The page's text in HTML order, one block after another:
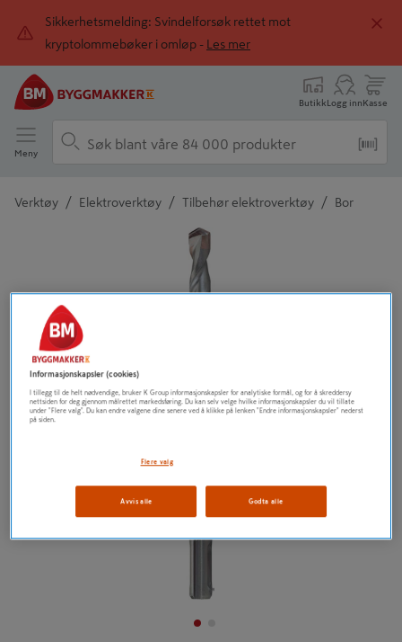
Sikkerhetsmelding: Svindelforsøk rettet mot
kryptolommebøker i omløp -
Les mer
ButikkLogg innKasse
Meny
Verktøy / Elektroverktøy / Tilbehør elektroverktøy / Bor
Detaljert beskrivelse finnes i produktbeskrivelsen
Tidligere
Informasjonskapsler (cookies)
I tillegg til de helt nødvendige, bruker K Group informasjonskapsler for analytiske formål, og for å skreddersy
nettsiden for deg gjennom målrettet markedsføring. Du kan selv velge hvilke informasjonskapsler du vil tillate
under "Flere valg". Du kan endre valgene dine senere ved å klikke på lenken "Endre informasjonskapsler" nederst
på siden.
Flere valg
Avvis alle Godta alle